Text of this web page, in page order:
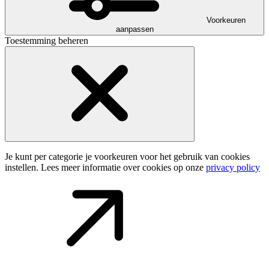
Voorkeuren
aanpassen
Toestemming beheren
Je kunt per categorie je voorkeuren voor het gebruik van cookies
instellen. Lees meer informatie over cookies op onze privacy policy